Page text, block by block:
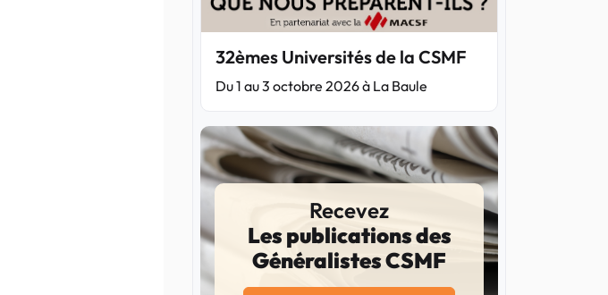
32èmes Universités de la CSMF
Du 1 au 3 octobre 2026 à La Baule
Recevez
Les publications des
Généralistes CSMF